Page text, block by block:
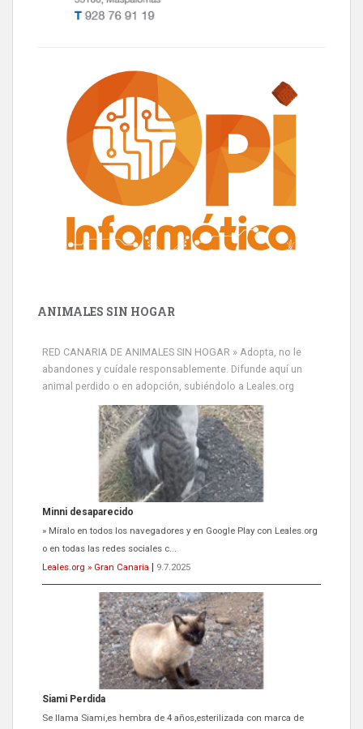
ANIMALES SIN HOGAR
RED CANARIA DE ANIMALES SIN HOGAR » Adopta, no le
abandones y cuídale responsablemente. Difunde aquí un
animal perdido o en adopción, subiéndolo a Leales.org
Siami Perdida
Se llama Siami,es hembra de 4 años,esterilizada con marca de
oreja,cariñosa,mimosa pero miedosa,e...
Leales.org » Gran Canaria
9.7.2025
ADOPCIÓN URGENTE GATA TEROR GRAN CANARIA
El ayuntamiento se va a llevar a Los Gatos callejeros de la zona los